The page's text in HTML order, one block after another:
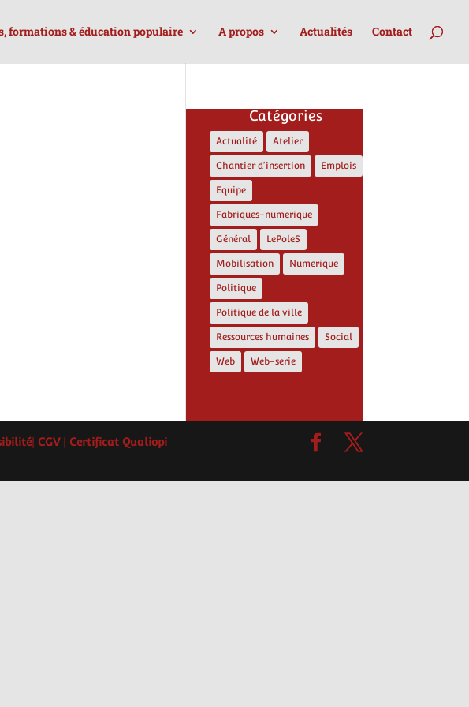
formations & éducation populaire A propos Actualités Contact
Catégories
Actualité Atelier
Chantier d'insertion Emplois
Equipe
Fabriques-numerique
Général LePoleS
Mobilisation Numerique
Politique
Politique de la ville
Ressources humaines Social
Web Web-serie
| CGV| Certificat Qualiopi